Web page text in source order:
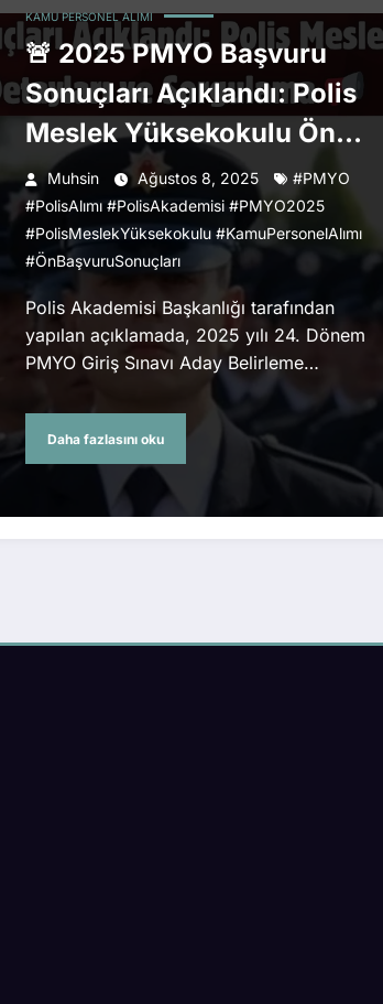
KAMU PERSONEL ALIMI
🚨 2025 PMYO Başvuru
Sonuçları Açıklandı: Polis
Meslek Yüksekokulu Ön
Başvuru Detayları ve
Sorgulama 📢
Muhsin Ağustos 8, 2025
#PMYO
#PolisAlımı #PolisAkademisi #PMYO2025
#PolisMeslekYüksekokulu #KamuPersonelAlımı
#ÖnBaşvuruSonuçları
Polis Akademisi Başkanlığı tarafından
yapılan açıklamada, 2025 yılı 24. Dönem
PMYO Giriş Sınavı Aday Belirleme…
Daha fazlasını oku